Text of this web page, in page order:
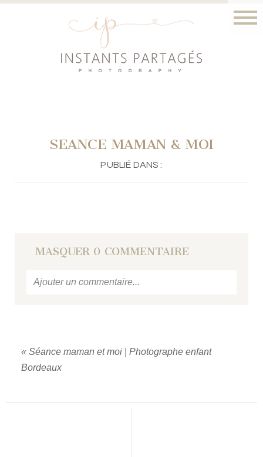
SEANCE MAMAN & MOI
PUBLIÉ DANS :
MASQUER 0 COMMENTAIRE
Ajouter un commentaire...
« Séance maman et moi | Photographe enfant
Bordeaux